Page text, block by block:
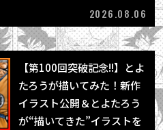
2026.08.06
【第100回突破記念!!】とよ
たろうが描いてみた！新作
イラスト公開＆とよたろう
が“描いてきた”イラストを